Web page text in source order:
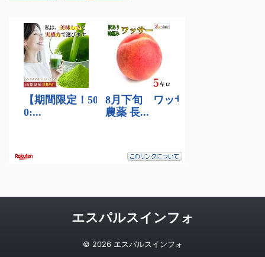
エスパルスインフォ
© 2026 エスパルスインフォ